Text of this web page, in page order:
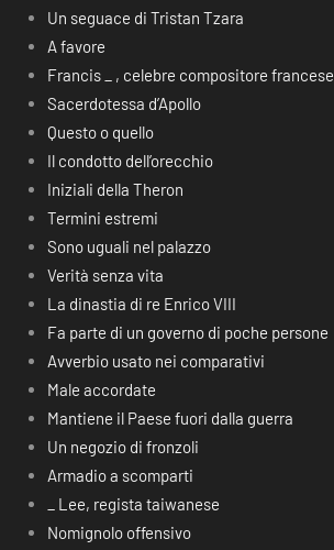
Un seguace di Tristan Tzara
A favore
Francis _ , celebre compositore francese
Sacerdotessa d’Apollo
Questo o quello
Il condotto dell’orecchio
Iniziali della Theron
Termini estremi
Sono uguali nel palazzo
Verità senza vita
La dinastia di re Enrico VIII
Fa parte di un governo di poche persone
Avverbio usato nei comparativi
Male accordate
Mantiene il Paese fuori dalla guerra
Un negozio di fronzoli
Armadio a scomparti
_ Lee, regista taiwanese
Nomignolo offensivo